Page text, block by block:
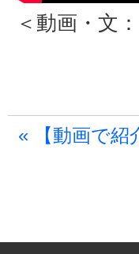
＜動画・文
« 【動画で紹